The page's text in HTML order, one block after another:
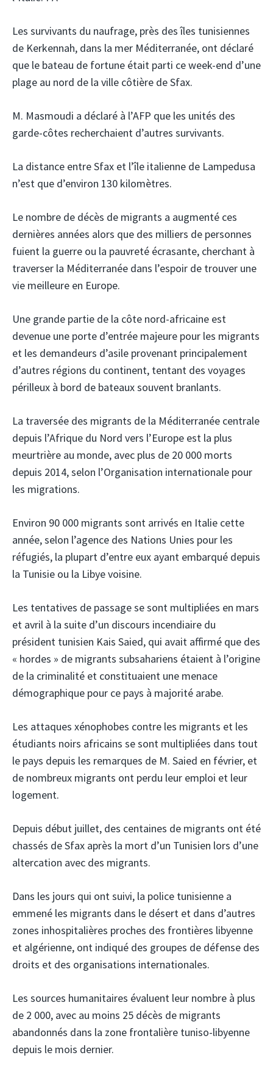
Les survivants du naufrage, près des îles tunisiennes
de Kerkennah, dans la mer Méditerranée, ont déclaré
que le bateau de fortune était parti ce week-end d’une
plage au nord de la ville côtière de Sfax.
M. Masmoudi a déclaré à l’AFP que les unités des
garde-côtes recherchaient d’autres survivants.
La distance entre Sfax et l’île italienne de Lampedusa
n’est que d’environ 130 kilomètres.
Le nombre de décès de migrants a augmenté ces
dernières années alors que des milliers de personnes
fuient la guerre ou la pauvreté écrasante, cherchant à
traverser la Méditerranée dans l’espoir de trouver une
vie meilleure en Europe.
Une grande partie de la côte nord-africaine est
devenue une porte d’entrée majeure pour les migrants
et les demandeurs d’asile provenant principalement
d’autres régions du continent, tentant des voyages
périlleux à bord de bateaux souvent branlants.
La traversée des migrants de la Méditerranée centrale
depuis l’Afrique du Nord vers l’Europe est la plus
meurtrière au monde, avec plus de 20 000 morts
depuis 2014, selon l’Organisation internationale pour
les migrations.
Environ 90 000 migrants sont arrivés en Italie cette
année, selon l’agence des Nations Unies pour les
réfugiés, la plupart d’entre eux ayant embarqué depuis
la Tunisie ou la Libye voisine.
Les tentatives de passage se sont multipliées en mars
et avril à la suite d’un discours incendiaire du
président tunisien Kais Saied, qui avait affirmé que des
« hordes » de migrants subsahariens étaient à l’origine
de la criminalité et constituaient une menace
démographique pour ce pays à majorité arabe.
Les attaques xénophobes contre les migrants et les
étudiants noirs africains se sont multipliées dans tout
le pays depuis les remarques de M. Saied en février, et
de nombreux migrants ont perdu leur emploi et leur
logement.
Depuis début juillet, des centaines de migrants ont été
chassés de Sfax après la mort d’un Tunisien lors d’une
altercation avec des migrants.
Dans les jours qui ont suivi, la police tunisienne a
emmené les migrants dans le désert et dans d’autres
zones inhospitalières proches des frontières libyenne
et algérienne, ont indiqué des groupes de défense des
droits et des organisations internationales.
Les sources humanitaires évaluent leur nombre à plus
de 2 000, avec au moins 25 décès de migrants
abandonnés dans la zone frontalière tuniso-libyenne
depuis le mois dernier.